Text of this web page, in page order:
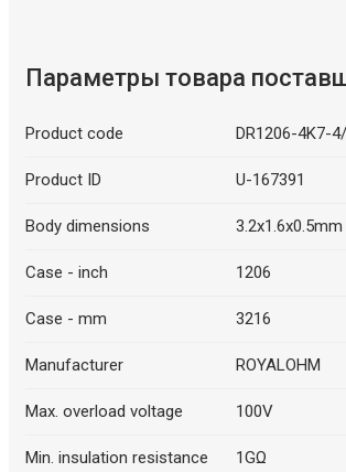
Параметры товара
Product code DR1206-4K7-
Product ID U-167391
Body dimensions 3.2x1.6x0.5mm
Case - inch 1206
Case - mm 3216
Manufacturer ROYALOHM
Max. overload voltage 100V
Min. insulation resistance 1GΩ